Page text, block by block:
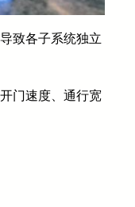
致各子系统独立
门速度、通行宽